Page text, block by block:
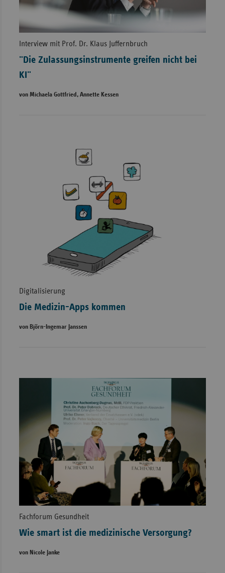
Interview mit Prof. Dr. Klaus Juffernbruch
"Die Zulassungsinstrumente greifen nicht bei
KI"
von Michaela Gottfried, Annette Kessen
Digitalisierung
Die Medizin-Apps kommen
von Björn-Ingemar Janssen
Fachforum Gesundheit
Wie smart ist die medizinische Versorgung?
von Nicole Janke